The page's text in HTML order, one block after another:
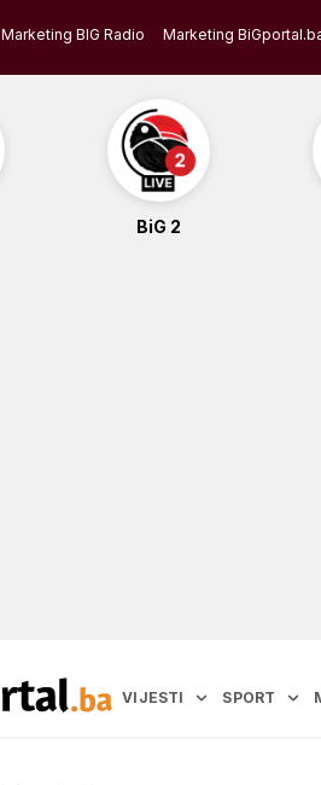
Marketing BIG Radio Marketing
BiG 2
VIJESTI SPORT